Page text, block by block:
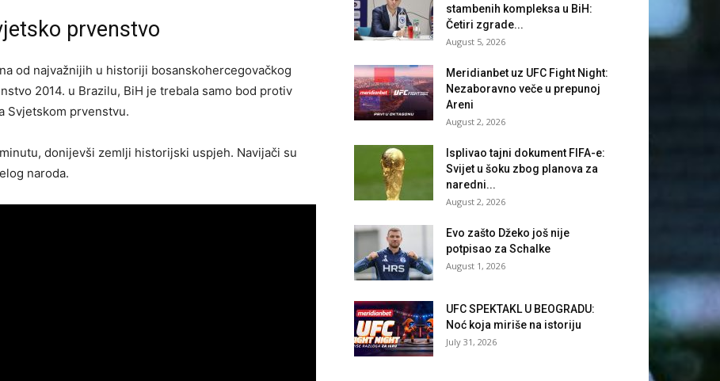
prvenstvo
od najvažnijih u historiji bosanskohercegovačkog
2014. u Brazilu, BiH je trebala samo bod protiv
Svjetskom prvenstvu.
donijevši zemlji historijski uspjeh. Navijači su
naroda.
stambenih kompleksa u BiH:
Četiri zgrade...
August 5, 2026
Meridianbet uz UFC Fight Night:
Nezaboravno veče u prepunoj
Areni
August 2, 2026
Isplivao tajni dokument FIFA-e:
Svijet u šoku zbog planova za
naredni...
August 2, 2026
Evo zašto Džeko još nije
potpisao za Schalke
August 1, 2026
UFC SPEKTAKL U BEOGRADU:
Noć koja miriše na istoriju
July 31, 2026